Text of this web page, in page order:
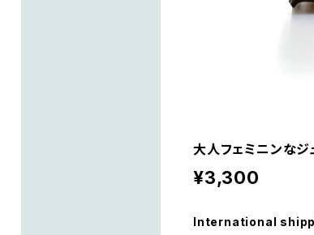
大人フェミニンな
¥3,300
International